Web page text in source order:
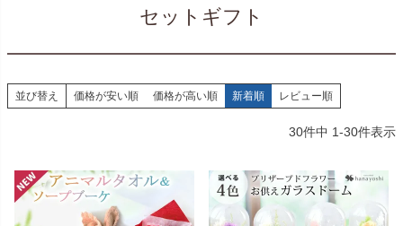
セットギフト
並び替え 価格が安い順 価格が高い順 新着順 レビュー順
30件中 1-30件表示